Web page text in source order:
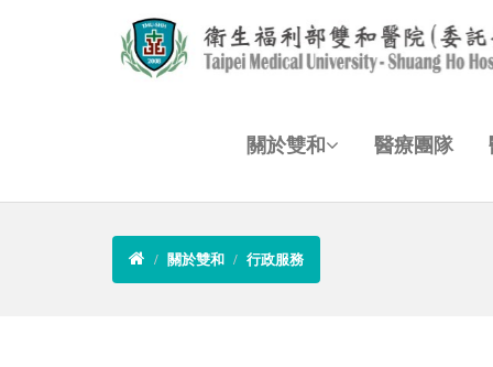
關於雙和 醫療團隊
關於雙和 行政服務